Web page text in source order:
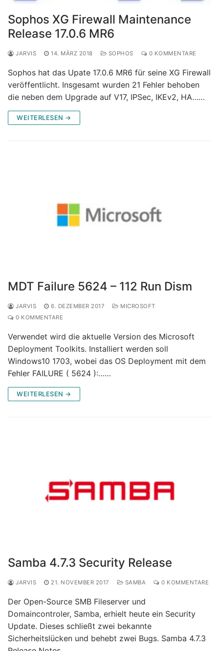
Sophos XG Firewall Maintenance
Release 17.0.6 MR6
JARVIS 14. MÄRZ 2018 SOPHOS 0 KOMMENTARE
Sophos hat das Upate 17.0.6 MR6 für seine XG Firewall
veröffentlicht. Insgesamt wurden 21 Fehler behoben
die neben dem Upgrade auf V17, IPSec, IKEv2, HA……
WEITERLESEN →
MDT Failure 5624 – 112 Run Dism
JARVIS 6. DEZEMBER 2017
MICROSOFT
0 KOMMENTARE
Verwendet wird die aktuelle Version des Microsoft
Deployment Toolkits. Installiert werden soll
Windows10 1703, wobei das OS Deployment mit dem
Fehler FAILURE ( 5624 ):……
WEITERLESEN →
Samba 4.7.3 Security Release
JARVIS 21. NOVEMBER 2017 SAMBA 0 KOMMENTARE
Der Open-Source SMB Fileserver und
Domaincontroler, Samba, erhielt heute ein Security
Update. Dieses schließt zwei bekannte
Sicherheitslücken und behebt zwei Bugs. Samba 4.7.3